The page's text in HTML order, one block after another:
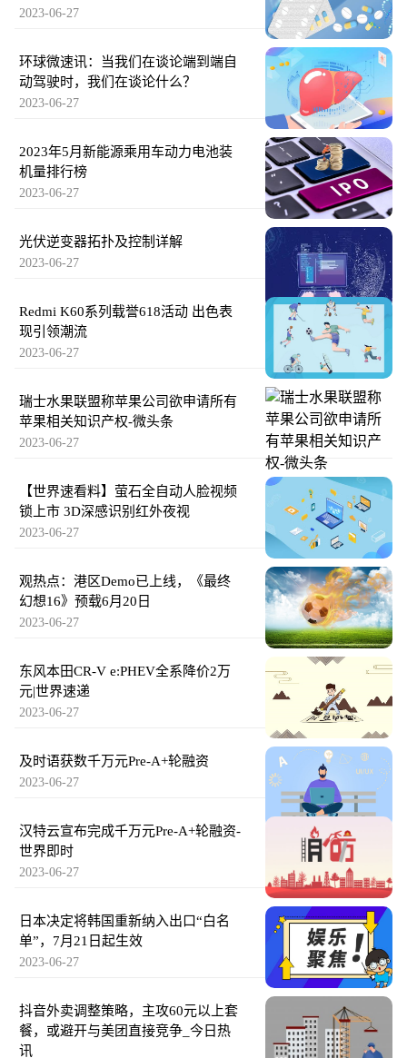
2023-06-27
环球微速讯：当我们在谈论端到端自
动驾驶时，我们在谈论什么？
2023-06-27
2023年5月新能源乘用车动力电池装
机量排行榜
2023-06-27
光伏逆变器拓扑及控制详解
2023-06-27
Redmi K60系列载誉618活动 出色表
现引领潮流
2023-06-27
瑞士水果联盟称苹果公司欲申请所有
苹果相关知识产权-微头条
2023-06-27
【世界速看料】萤石全自动人脸视频
锁上市 3D深感识别红外夜视
2023-06-27
观热点：港区Demo已上线，《最终
幻想16》预载6月20日
2023-06-27
东风本田CR-V e:PHEV全系降价2万
元|世界速递
2023-06-27
及时语获数千万元Pre-A+轮融资
2023-06-27
汉特云宣布完成千万元Pre-A+轮融资-
世界即时
2023-06-27
日本决定将韩国重新纳入出口“白名
单”，7月21日起生效
2023-06-27
抖音外卖调整策略，主攻60元以上套
餐，或避开与美团直接竞争_今日热
讯